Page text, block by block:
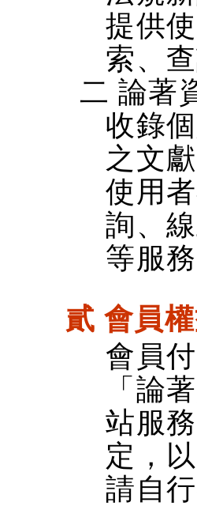
提供
索、
二 論著
收錄
之文
使用
詢、
等服務
貳 會員
會員
「論
站服
定，
請自